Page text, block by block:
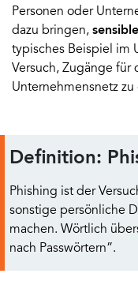
Personen oder
dazu bringen,
typisches Beispiel im
Versuch, Zugänge für
Unternehmensnetz zu
Definition:
Phishing ist der
sonstige persönliche
machen. Wörtlich
nach Passwörtern”.